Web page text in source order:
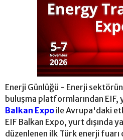
Enerji Günlüğü - Enerji
buluşma platformlarından EIF,
Balkan Expo ile Avrupa'daki
EIF Balkan Expo, yurt dışında
düzenlenen ilk Türk enerji